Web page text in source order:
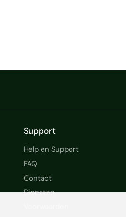
Support
Help en Support
FAQ
Contact
Diensten